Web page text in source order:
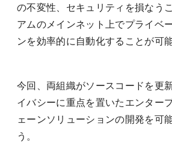
の不変性、セキュリティを損なう
アムのメインネット上でプライベ
ンを効率的に自動化することが可
今回、両組織がソースコードを更
イバシーに重点を置いたエンター
ェーンソリューションの開発を可
う。